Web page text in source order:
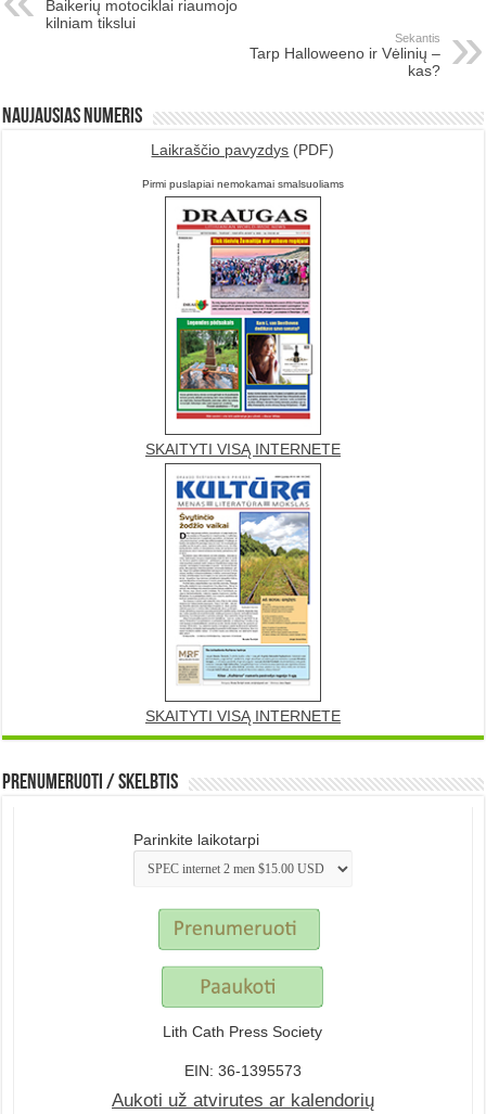
Baikerių motociklai riaumojo
kilniam tikslui
Sekantis
Tarp Halloweeno ir Vėlinių –
kas?
Naujausias numeris
Laikraščio pavyzdys (PDF)
Pirmi puslapiai nemokamai smalsuoliams
SKAITYTI VISĄ INTERNETE
SKAITYTI VISĄ INTERNETE
Prenumeruoti / Skelbtis
Parinkite laikotarpi
Lith Cath Press Society
EIN: 36-1395573
Aukoti už atvirutes ar kalendorių